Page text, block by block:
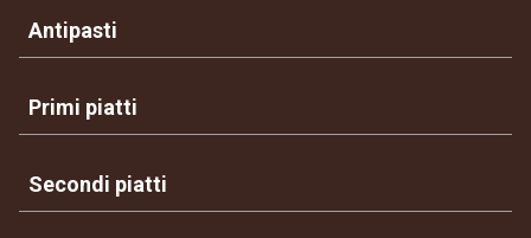
Antipasti
Primi piatti
Secondi piatti